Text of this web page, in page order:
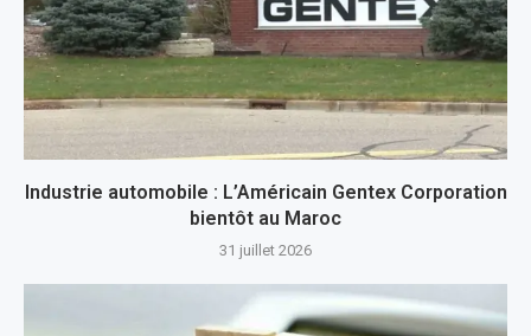
Industrie automobile : L’Américain Gentex Corporation
bientôt au Maroc
31 juillet 2026